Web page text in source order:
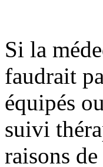
Si la
faudrait
équipés
suivi
raisons